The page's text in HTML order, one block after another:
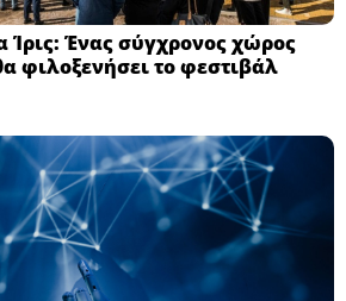
Ίρις: Ένας σύγχρονος χώρος
φιλοξενήσει το φεστιβάλ